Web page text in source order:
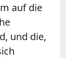
auf die
und die,